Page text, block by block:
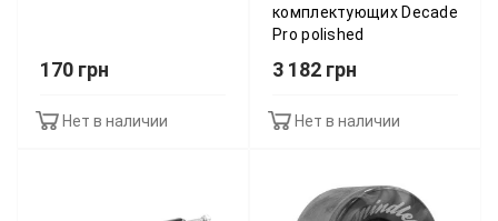
170 грн
Нет в наличии
комплектующих Decade
Pro polished
3 182 грн
Нет в наличии